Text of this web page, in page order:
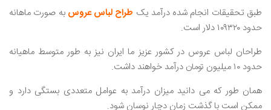
طبق تحقیقات انجام شده درآمد یک طراح لباس عروس به صورت ماهانه
حدود ۱۰۹۳۲۰ دلار است.
طراحان لباس عروس در کشور عزیز ما ایران نیز به طور متوسط ماهیانه
حدود ۱۰ میلیون تومان درآمد خواهند داشت.
همان طور که می ‌دانید میزان درآمد به عوامل متعددی بستگی دارد و
ممکن است با گذشت زمان دچار نوسان شود.